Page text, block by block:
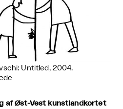
Untitled, 2004.
af Øst-Vest kunstlandkortet